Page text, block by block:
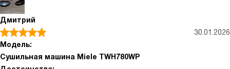
шелку и шерсти.
Дмитрий
30.01.2026
Модель:
Сушильная машина Miele TWH780WP